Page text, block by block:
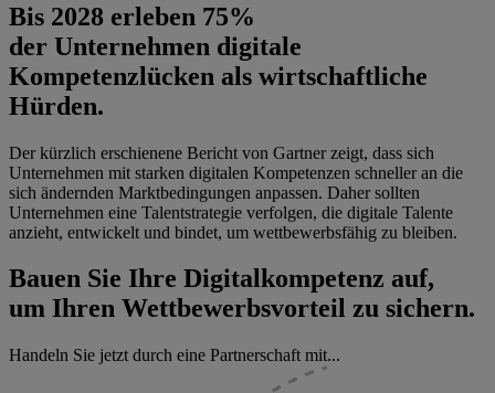
Bis 2028 erleben 75%
der Unternehmen digitale
Kompetenzlücken als wirtschaftliche
Hürden.
Der kürzlich erschienene Bericht von Gartner zeigt, dass sich
Unternehmen mit starken digitalen Kompetenzen schneller an die
sich ändernden Marktbedingungen anpassen. Daher sollten
Unternehmen eine Talentstrategie verfolgen, die digitale Talente
anzieht, entwickelt und bindet, um wettbewerbsfähig zu bleiben.
Bauen Sie Ihre Digitalkompetenz auf,
um Ihren Wettbewerbsvorteil zu sichern.
Handeln Sie jetzt durch eine Partnerschaft mit...